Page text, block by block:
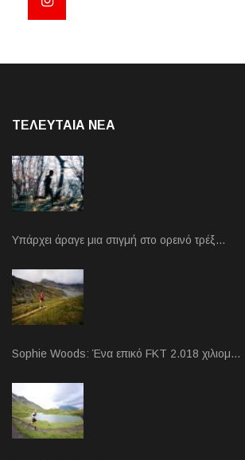
ΤΕΛΕΥΤΑΙΑ NEA
Υπάρχει άραγε μια στιγμή στο ορεινό τρέξ…
Sophie Woods: Ένα επικό FKT 2.018 χιλιομ…